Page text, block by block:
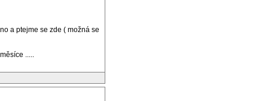
a ptejme se zde ( možná se
.....